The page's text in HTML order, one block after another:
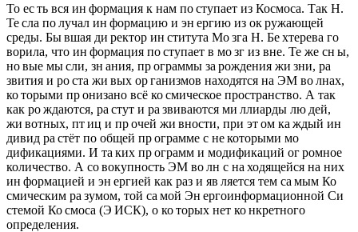
То ес ть вся ин формация к нам по ступает из Космоса. Так Н.
Те сла по лучал ин формацию и эн ергию из ок ружающей
среды. Бы вшая ди ректор ин ститута Мо зга Н. Бе хтерева го
ворила, что ин формация по ступает в мо зг из вне. Те же сн ы,
но вые мы сли, зн ания, пр ограммы за рождения жи зни, ра
звития и ро ста жи вых ор ганизмов находятся на ЭМ во лнах,
ко торыми пр онизано всё ко смическое пространство. А так
как ро ждаются, ра стут и ра звиваются ми ллиарды лю дей,
жи вотных, пт иц и пр очей жи вности, при эт ом ка ждый ин
дивид ра стёт по общей пр ограмме с не которыми мо
дификациями. И та ких пр ограмм и модификаций ог ромное
количество. А со вокупность ЭМ во лн с на ходящейся на них
ин формацией и эн ергией как раз и яв ляется тем са мым Ко
смическим ра зумом, той са мой Эн ергоинформационной Си
стемой Ко смоса (Э ИСК), о ко торых нет ко нкретного
определения.